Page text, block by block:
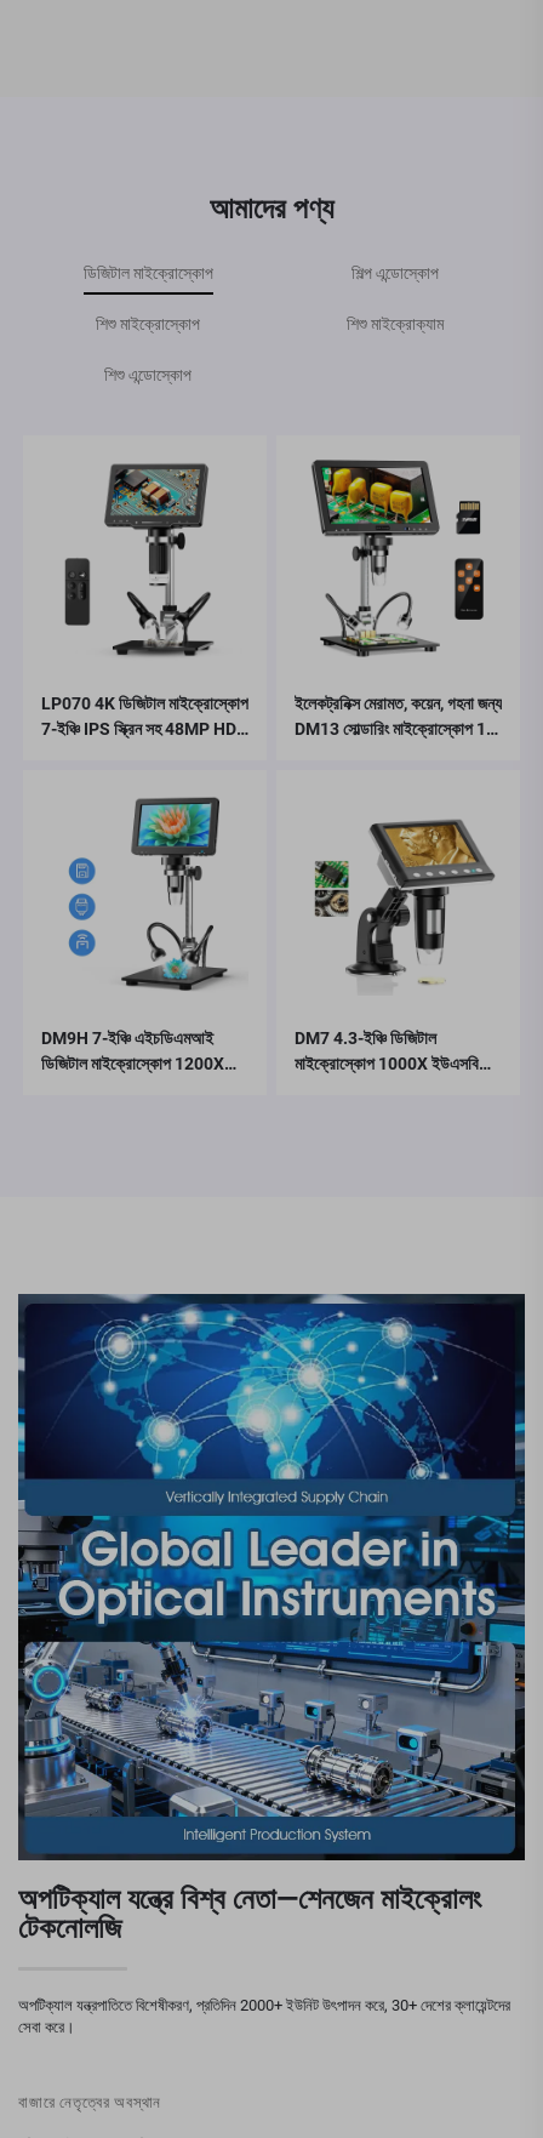
আমাদের পণ্য
ডিজিটাল মাইক্রোস্কোপ শিল্প এন্ডোস্কোপ
শিশু মাইক্রোস্কোপ শিশু মাইক্রোক্যাম
শিশু এন্ডোস্কোপ
LP070 4K ডিজিটাল মাইক্রোস্কোপ
7-ইঞ্চি IPS স্ক্রিন সহ 48MP HD
ইলেকট্রনিক্স মেরামত, কয়েন, গহনা জন্য
DM13 সোল্ডারিং মাইক্রোস্কোপ 10
DM9H 7-ইঞ্চি এইচডিএমআই
ডিজিটাল মাইক্রোস্কোপ 1200X
DM7 4.3-ইঞ্চি ডিজিটাল
মাইক্রোস্কোপ 1000X ইউএসবি
অপটিক্যাল যন্ত্রে বিশ্ব নেতা—শেনজেন মাইক্রোলং
টেকনোলজি
অপটিক্যাল যন্ত্রপাতিতে বিশেষীকরণ, প্রতিদিন 2000+ ইউনিট উৎপাদন করে, 30+ দেশের ক্লায়েন্টদের
সেবা করে।
বাজারে নেতৃত্বের অবস্থান